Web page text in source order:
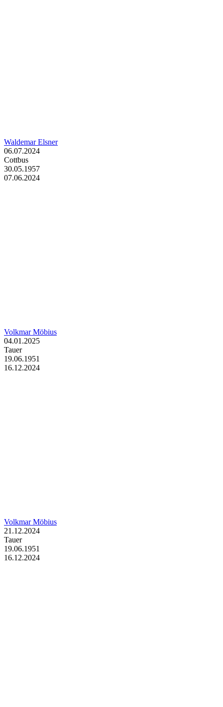
Waldemar Elsner
06.07.2024
Cottbus
30.05.1957
07.06.2024
Volkmar Möbius
04.01.2025
Tauer
19.06.1951
16.12.2024
Volkmar Möbius
21.12.2024
Tauer
19.06.1951
16.12.2024